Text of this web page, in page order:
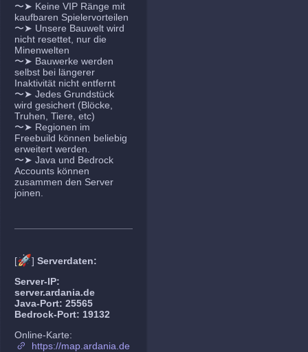
〜➤ Keine VIP Ränge mit
kaufbaren Spielervorteilen
〜➤ Unsere Bauwelt wird
nicht resettet, nur die
Minenwelten
〜➤ Bauwerke werden
selbst bei längerer
Inaktivität nicht entfernt
〜➤ Jedes Grundstück
wird gesichert (Blöcke,
Truhen, Tiere, etc)
〜➤ Regionen im
Freebuild können beliebig
erweitert werden.
〜➤ Java und Bedrock
Accounts können
zusammen den Server
joinen.
[🚀] Serverdaten:
Server-IP:
server.ardania.de
Java-Port: 25565
Bedrock-Port: 19132
Online-Karte:
https://map.ardania.de